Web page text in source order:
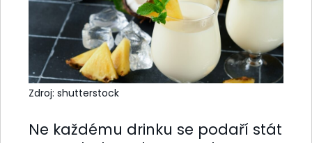
Zdroj: shutterstock
Ne každému drinku se podaří stát